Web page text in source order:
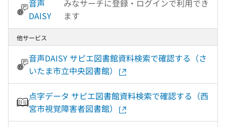
音声
DAISY
みなサーチに登録・ログインで利用でき
ます
他サービス
音声DAISY サピエ図書館資料検索で確認する（さ
いたま市立中央図書館）
点字データ サピエ図書館資料検索で確認する（西
宮市視覚障害者図書館）